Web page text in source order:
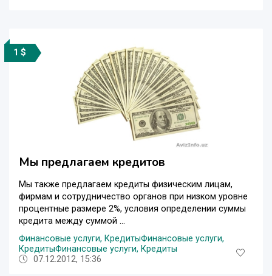
1 $
Мы предлагаем кредитов
Мы также предлагаем кредиты физическим лицам,
фирмам и сотрудничество органов при низком уровне
процентные размере 2%, условия определении суммы
кредита между суммой ...
Финансовые услуги, КредитыФинансовые услуги,
КредитыФинансовые услуги, Кредиты
07.12.2012, 15:36